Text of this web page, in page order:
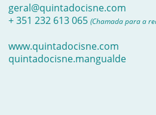
geral@quintadocisne.com
+ 351 232 613 065 (Chamada para a
www.quintadocisne.com
quintadocisne.mangualde